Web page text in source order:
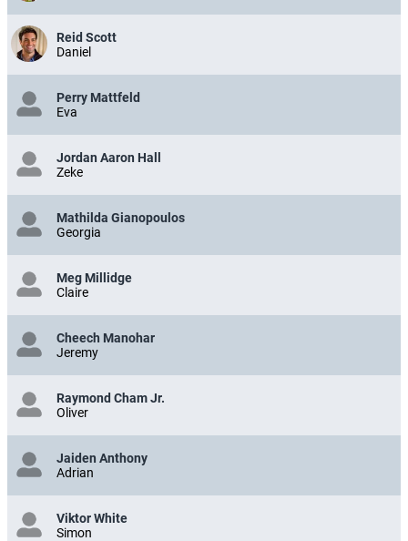
Reid Scott
Daniel
Perry Mattfeld
Eva
Jordan Aaron Hall
Zeke
Mathilda Gianopoulos
Georgia
Meg Millidge
Claire
Cheech Manohar
Jeremy
Raymond Cham Jr.
Oliver
Jaiden Anthony
Adrian
Viktor White
Simon